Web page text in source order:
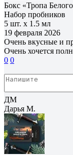
Бокс «Тропа
Набор пробников
5 шт. х 1.5 мл
19 февраля 2026
Очень вкусные и
Очень хочется
0 0
ДМ
Дарья М.